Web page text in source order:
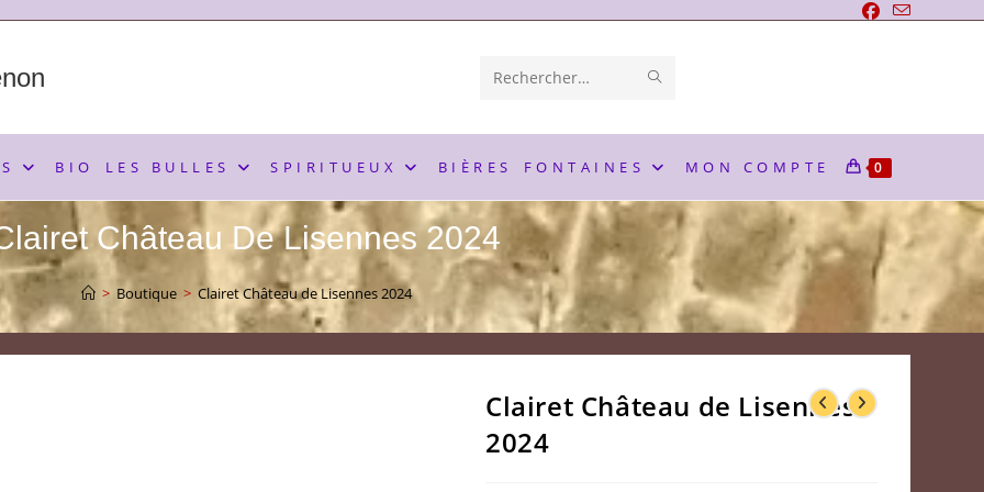
Rechercher
ce RECHERCHE
BIO LES BULLES SPIRITUEUX BIÈRES FONTAINES MON COMPTE 0
Château De Lisennes 2024
> Boutique > Clairet Château de Lisennes 2024
Clairet Château de Lisennes
2024